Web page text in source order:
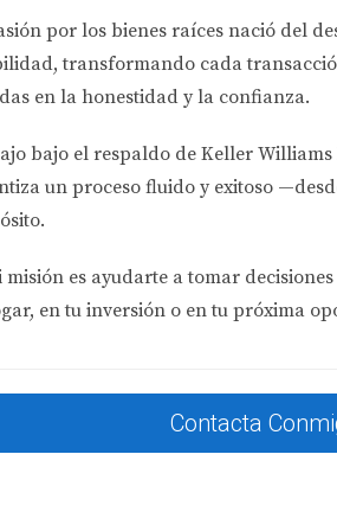
ajustó el precio basándose en un
viejos. Finalmente,
mantener su apartamento ocupado
en Orlando
había estado vacía durante varios
a estas acciones, María pudo
en Tampa y ha aprendido a
regulares y mantiene una buena
por los bienes raíces nació del
, transformando cada
en la honestidad y la confianza.
bajo el respaldo de Keller
un proceso fluido y exitoso
misión es ayudarte a tomar
en tu inversión o en tu próxima
Contacta